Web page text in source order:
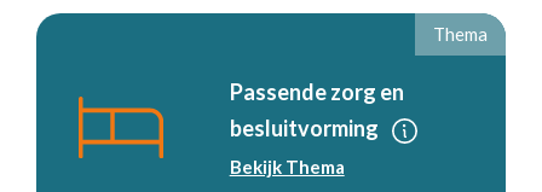
Passende zorg en
besluitvorming
Bekijk Thema
Thema